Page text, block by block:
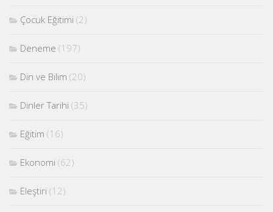
Çocuk Eğitimi (2)
Deneme (197)
Din ve Bilim (20)
Dinler Tarihi (35)
Eğitim (16)
Ekonomi (62)
Eleştiri (12)